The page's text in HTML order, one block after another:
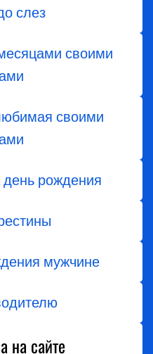
слез
своими
своими
рождения
мужчине
на сайте